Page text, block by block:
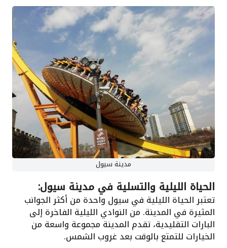
مدينة سيول
الحياة الليلية والتسلية في مدينة سيول:
تعتبر الحياة الليلية في سيول واحدة من أكثر الجوانب
المثيرة في المدينة. من النوادي الليلية الفاخرة إلى
البارات التقليدية، تقدم المدينة مجموعة واسعة من
الخيارات للتمتع بالوقت بعد غروب الشمس.